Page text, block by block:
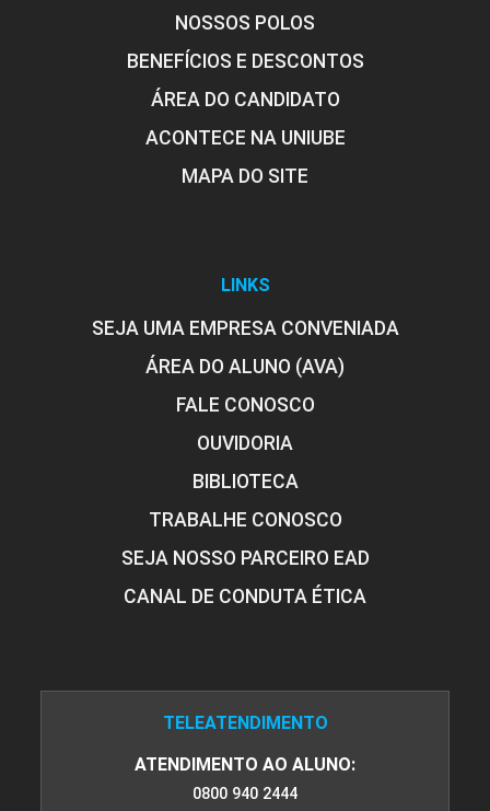
NOSSOS POLOS
BENEFÍCIOS E DESCONTOS
ÁREA DO CANDIDATO
ACONTECE NA UNIUBE
MAPA DO SITE
LINKS
SEJA UMA EMPRESA CONVENIADA
ÁREA DO ALUNO (AVA)
FALE CONOSCO
OUVIDORIA
BIBLIOTECA
TRABALHE CONOSCO
SEJA NOSSO PARCEIRO EAD
CANAL DE CONDUTA ÉTICA
TELEATENDIMENTO
ATENDIMENTO AO ALUNO:
0800 940 2444